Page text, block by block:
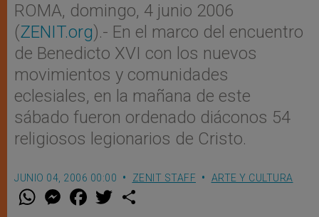
ROMA, domingo, 4 junio 2006
(ZENIT.org).- En el marco del encuentro
de Benedicto XVI con los nuevos
movimientos y comunidades
eclesiales, en la mañana de este
sábado fueron ordenado diáconos 54
religiosos legionarios de Cristo.
JUNIO 04, 2006 00:00 ZENIT STAFF ARTE Y CULTURA
W M
e
F
a w